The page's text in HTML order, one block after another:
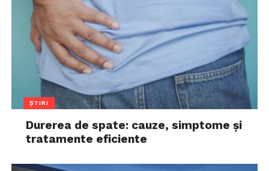
ȘTIRI
Durerea de spate: cauze, simptome și
tratamente eficiente